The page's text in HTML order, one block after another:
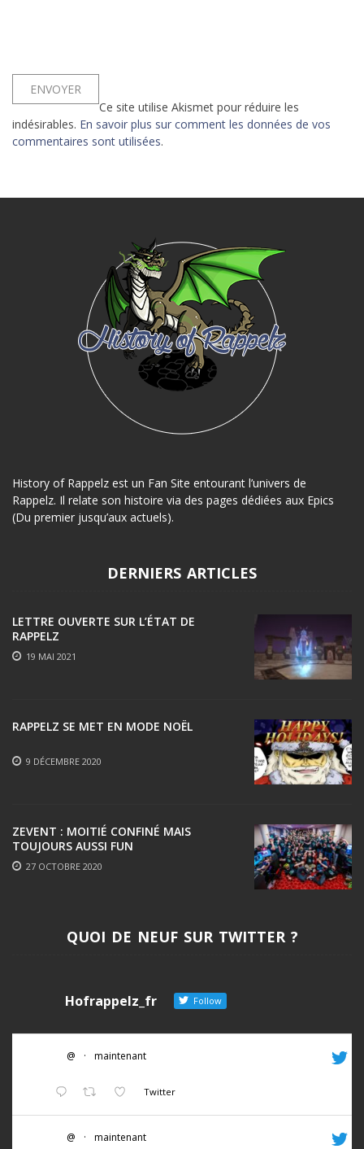
Ce site utilise Akismet pour réduire les
indésirables. En savoir plus sur comment les données de vos
commentaires sont utilisées.
History of Rappelz est un Fan Site entourant l’univers de
Rappelz. Il relate son histoire via des pages dédiées aux Epics
(Du premier jusqu’aux actuels).
DERNIERS ARTICLES
LETTRE OUVERTE SUR L’ÉTAT DE
RAPPELZ
19 MAI 2021
RAPPELZ SE MET EN MODE NOËL
9 DÉCEMBRE 2020
ZEVENT : MOITIÉ CONFINÉ MAIS
TOUJOURS AUSSI FUN
27 OCTOBRE 2020
QUOI DE NEUF SUR TWITTER ?
Hofrappelz_fr Follow
@ · maintenant
Twitter
@ · maintenant